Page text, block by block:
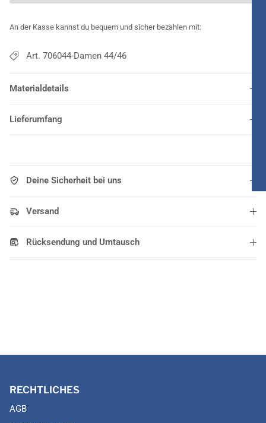
An der Kasse kannst du bequem und sicher bezahlen mit:
Art. 706044-Damen 44/46
Materialdetails
Lieferumfang
Deine Sicherheit bei uns
Versand
Rücksendung und Umtausch
RECHTLICHES
AGB